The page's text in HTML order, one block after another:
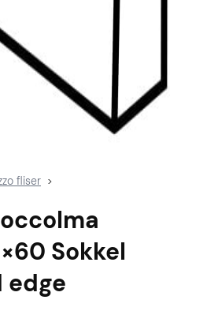
fliser >
Sokkel
edge